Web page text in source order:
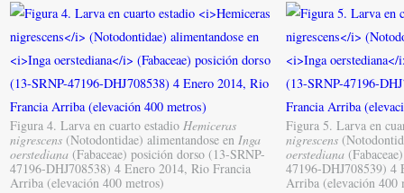
Figura 4. Larva en cuarto estadio Hemiceras
nigrescens (Notodontidae) alimentandose en Inga
oerstediana (Fabaceae) posición dorso (13-SRNP-
47196-DHJ708538) 4 Enero 2014, Rio Francia
Arriba (elevación 400 metros)
Figura 5. Larva en
nigrescens
oerstediana
47196-DHJ708539) 4
Arriba (elevación 400